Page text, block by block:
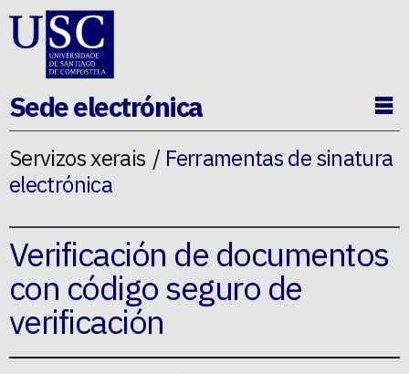
Ir ao contido da p�xina
Sede electrónica
Servizos xerais
Ferramentas de sinatura
electrónica
Verificación de documentos
con código seguro de
verificación